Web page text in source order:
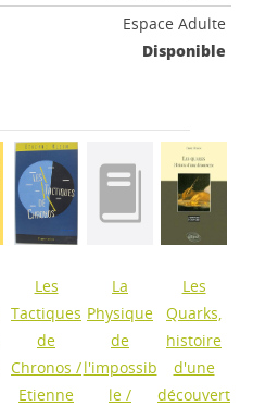
Espace Adulte
Disponible
Les
Tactiques
de
Chronos /
Etienne
La
Physique
de
l'impossib
le /
Les
Quarks,
histoire
d'une
découvert